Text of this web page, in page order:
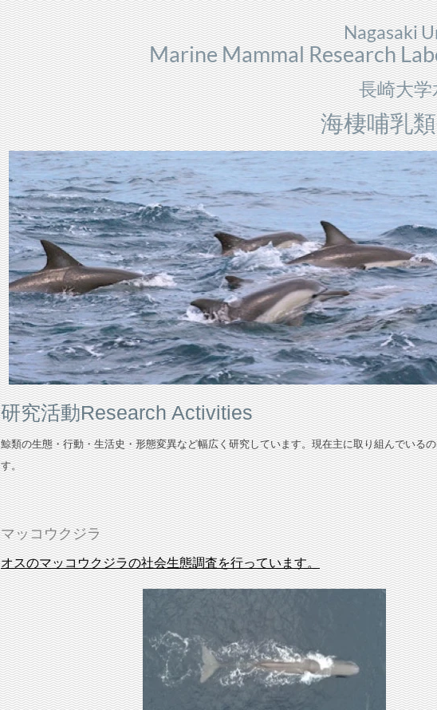
Nagasaki
Marine Mammal Research
長崎大
海棲哺乳
研究活動Research Activities
鯨類の生態・行動・生活史・形態変異など幅広く研究しています。現在主に取り組んでいる
す。
マッコウクジラ
オスのマッコウクジラの社会生態調査を行っています。